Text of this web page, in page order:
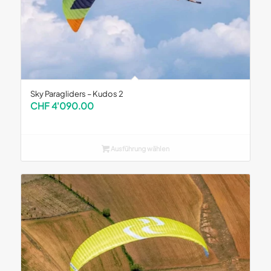
Sky Paragliders – Kudos 2
CHF4'090.00
Ausführung wählen